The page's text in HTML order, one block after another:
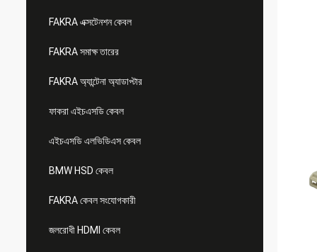
FAKRA এক্সটেনশন কেবল
FAKRA সমাক্ষ তারের
FAKRA অ্যান্টেনা অ্যাডাপ্টার
ফাকরা এইচএসডি কেবল
এইচএসডি এলভিডিএস কেবল
BMW HSD কেবল
FAKRA কেবল সংযোগকারী
জলরোধী HDMI কেবল